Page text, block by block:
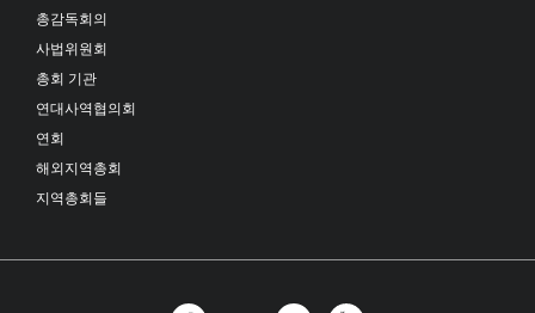
총감독회의
사법위원회
총회 기관
연대사역협의회
연회
해외지역총회
지역총회들